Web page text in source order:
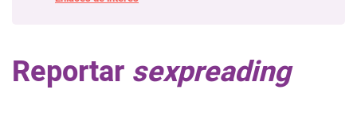
Reportar sexpreading